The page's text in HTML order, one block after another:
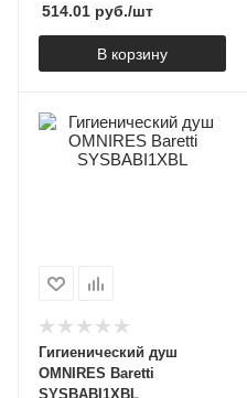
514.01 руб./шт
В корзину
Гигиенический душ
OMNIRES Baretti
SYSBABI1XBL